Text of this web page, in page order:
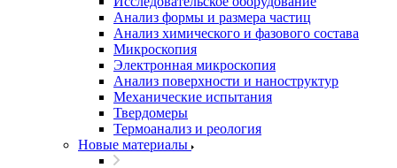
Анализ формы и размера частиц
Анализ химического и фазового состава
Микроскопия
Электронная микроскопия
Анализ поверхности и наноструктур
Механические испытания
Твердомеры
Термоанализ и реология
Новые материалы